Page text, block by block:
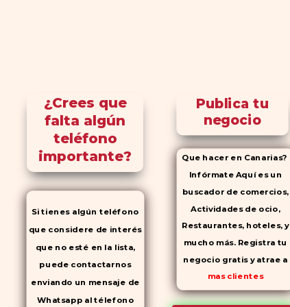
¿Crees que
falta algún
teléfono
importante?
Si tienes algún teléfono
que considere de interés
que no esté en la lista,
puede contactarnos
enviando un mensaje de
Whatsapp al télefono
Publica tu
negocio
Que hacer en Canarias?
Infórmate Aquí es un
buscador de comercios,
Actividades de ocio,
Restaurantes, hoteles, y
mucho más. Registra tu
negocio gratis y atrae a
mas clientes